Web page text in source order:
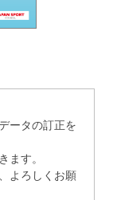
ータの訂正を
ます。
よろしくお願